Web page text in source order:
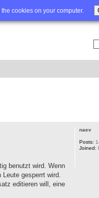
cookies on your computer.
benutzt wird. Wenn
gesperrt wird.
editieren will, eine
naev
Posts:
Joined: